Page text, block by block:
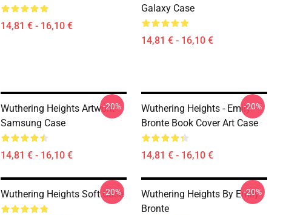
14,81 € - 16,10 €
Galaxy Case
14,81 € - 16,10 €
Wuthering Heights Artwork
Samsung Case
14,81 € - 16,10 €
-20%
Wuthering Heights - Emily
Bronte Book Cover Art Case
14,81 € - 16,10 €
-20%
Wuthering Heights Soft Case
-20%
Wuthering Heights By Emily
Bronte
-20%